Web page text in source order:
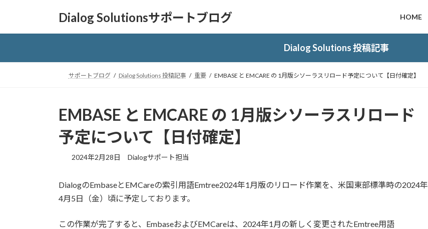
Dialog Solutionsサポートブログ HOME
Dialog Solutions 投稿記事
サポートブログ Dialog Solutions 投稿記事 重要 EMBASE と EMCARE の 1月版シソーラスリロード予定について【日付確定】
EMBASE と EMCARE の 1月版シソーラスリロード
予定について【日付確定】
2024年2月28日 Dialogサポート担当
DialogのEmbaseとEMCareの索引用語Emtree2024年1月版のリロード作業を、米国東部標準時の2024年
4月5日（金）頃に予定しております。
この作業が完了すると、EmbaseおよびEMCareは、2024年1月の新しく変更されたEmtree用語